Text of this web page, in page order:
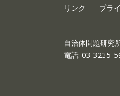
リンク プラ
自治体問題研究
電話: 03-3235-